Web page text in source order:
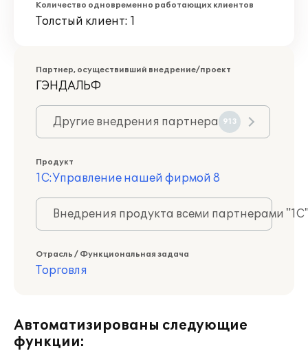
Количество одновременно работающих клиентов
Толстый клиент: 1
Партнер, осуществивший внедрение/проект
ГЭНДАЛЬФ
Другие внедрения партнера 913
Продукт
1С:Управление нашей фирмой 8
Внедрения продукта всеми партнерами
Отрасль / Функциональная задача
Торговля
Автоматизированы следующие
функции: